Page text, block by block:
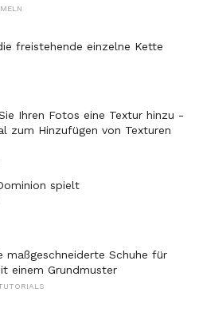
freistehende einzelne Kette
Ihren Fotos eine Textur hinzu -
zum Hinzufügen von Texturen
spielt
maßgeschneiderte Schuhe für
einem Grundmuster